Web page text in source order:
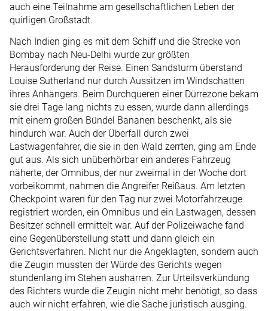
auch eine Teilnahme am gesellschaftlichen Leben der
quirligen Großstadt.
Nach Indien ging es mit dem Schiff und die Strecke von
Bombay nach Neu-Delhi wurde zur größten
Herausforderung der Reise. Einen Sandsturm überstand
Louise Sutherland nur durch Aussitzen im Windschatten
ihres Anhängers. Beim Durchqueren einer Dürrezone bekam
sie drei Tage lang nichts zu essen, wurde dann allerdings
mit einem großen Bündel Bananen beschenkt, als sie
hindurch war. Auch der Überfall durch zwei
Lastwagenfahrer, die sie in den Wald zerrten, ging am Ende
gut aus. Als sich unüberhörbar ein anderes Fahrzeug
näherte, der Omnibus, der nur zweimal in der Woche dort
vorbeikommt, nahmen die Angreifer Reißaus. Am letzten
Checkpoint waren für den Tag nur zwei Motorfahrzeuge
registriert worden, ein Omnibus und ein Lastwagen, dessen
Besitzer schnell ermittelt war. Auf der Polizeiwache fand
eine Gegenüberstellung statt und dann gleich ein
Gerichtsverfahren. Nicht nur die Angeklagten, sondern auch
die Zeugin mussten der Würde des Gerichts wegen
stundenlang im Stehen ausharren. Zur Urteilsverkündung
des Richters wurde die Zeugin nicht mehr benötigt, so dass
auch wir nicht erfahren, wie die Sache juristisch ausging.